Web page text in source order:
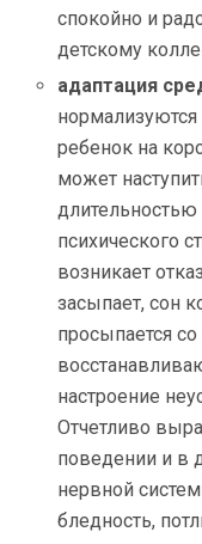
спокойно и
детскому
адаптация
нормализуются
ребенок на
может
длительностью
психического
возникает
засыпает,сон
просыпается
настроение
Отчетливо
поведении и в
нервной
бледность,